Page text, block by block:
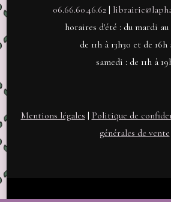
06.66.60.46.62|
horaires d'été : du mardi
de 11h à 13h30 et de 16h
samedi : de 11h à
Mentions légales | Politique de
générales de vente